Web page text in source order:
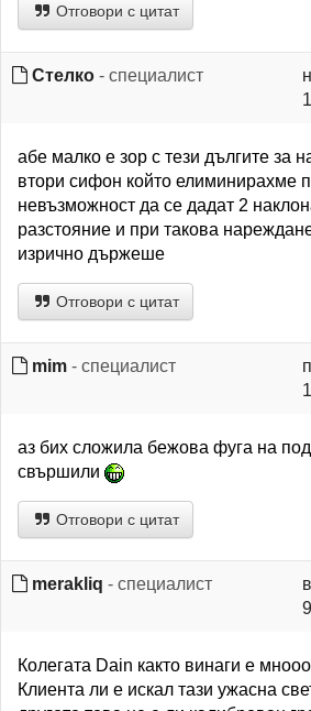
Отговори с цитат
Стелко - специалист
абе малко е зор с тези дългите за
втори сифон който елиминирахме
невъзможност да се дадат 2
разстояние и при такова
изрично държеше
Отговори с цитат
mim - специалист
аз бих сложила бежова фуга на
свършили
Отговори с цитат
merakliq - специалист
Колегата Dain както винаги е
Клиента ли е искал тази ужасна